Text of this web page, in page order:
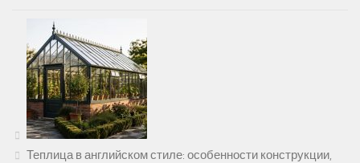
Теплица в английском стиле: особенности конструкции,